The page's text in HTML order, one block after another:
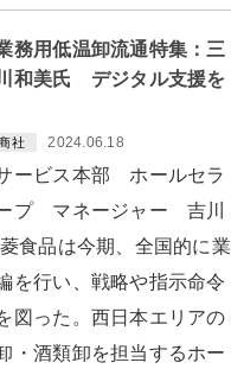
務用低温卸流通特集：三
和美氏 デジタル支援を
社 2024.06.18
ビス本部 ホールセラ
プ マネージャー 吉川
食品は今期、全国的に業
を行い、戦略や指示命令
図った。西日本エリアの
・酒類卸を担当するホー